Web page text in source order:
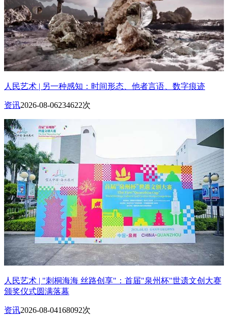
人民艺术 | 另一种感知：时间形态、他者言语、数字痕迹
资讯2026-08-06234622次
人民艺术 | "刺桐海海 丝路创享"：首届"泉州杯"世遗文创大赛
颁奖仪式圆满落幕
资讯2026-08-04168092次